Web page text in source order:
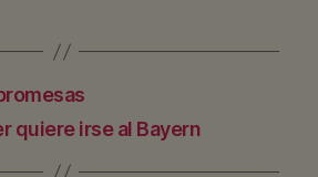
quiere irse al Bayern